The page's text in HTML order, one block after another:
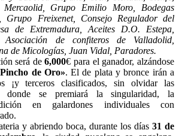
Grupo Emilio Moro, Bodegas
Grupo Freixenet, Consejo Regulador del
de Extremadura, Aceites D.O. Estepa,
Asociación de confiteros de Valladolid,
de Micologías, Juan Vidal, Paradores.
será de6,000€ para el ganador, alzándose
Pincho de Oro». El de plata y bronce irán a
¡y terceros clasificados, sin olvidar las
donde se premiará la singularidad, la
en galardones individuales con
y abriendo boca, durante los días 31 de